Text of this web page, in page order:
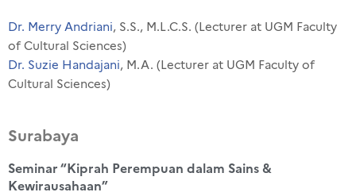
Dr. Merry Andriani, S.S., M.L.C.S. (Lecturer at UGM Faculty
of Cultural Sciences)
Dr. Suzie Handajani, M.A. (Lecturer at UGM Faculty of
Cultural Sciences)
Surabaya
Seminar “Kiprah Perempuan dalam Sains &
Kewirausahaan”